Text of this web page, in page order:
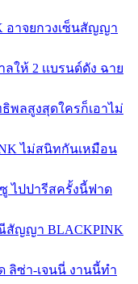
อาจยกวงเซ็นสัญญา
ให้ 2 เเบรนด์ดัง ฉาย
พลสูงสุดใครก็เอาไม่
ไม่สนิทกันเหมือน
ไปปารีสครั้งนี้ฟาด
สัญญา BLACKPINK
ลิซ่า-เจนนี่ งานนี้ทำ